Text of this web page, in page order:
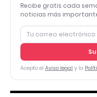
Recibe gratis cada
noticias más
Acepto el Aviso legal y la